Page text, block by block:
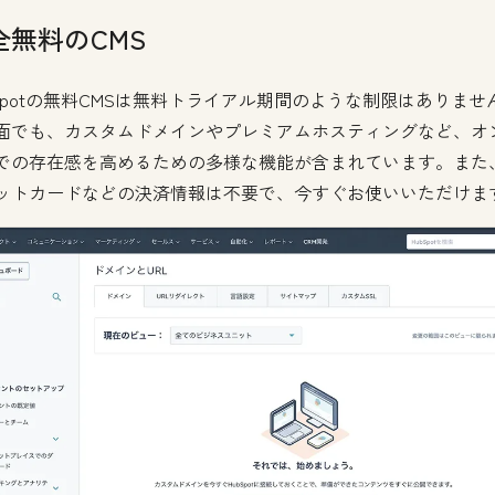
無料のCMS
の無料CMSは無料トライアル期間のような制限はありませ
でも、カスタムドメインやプレミアムホスティングなど、オ
の存在感を高めるための多様な機能が含まれています。また
トカードなどの決済情報は不要で、今すぐお使いいただけま